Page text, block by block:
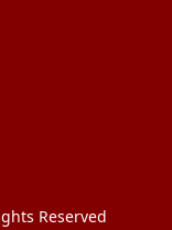
Reserved